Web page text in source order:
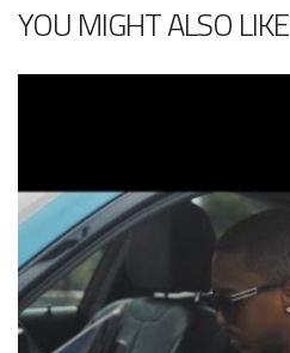
YOU MIGHT ALSO LIKE